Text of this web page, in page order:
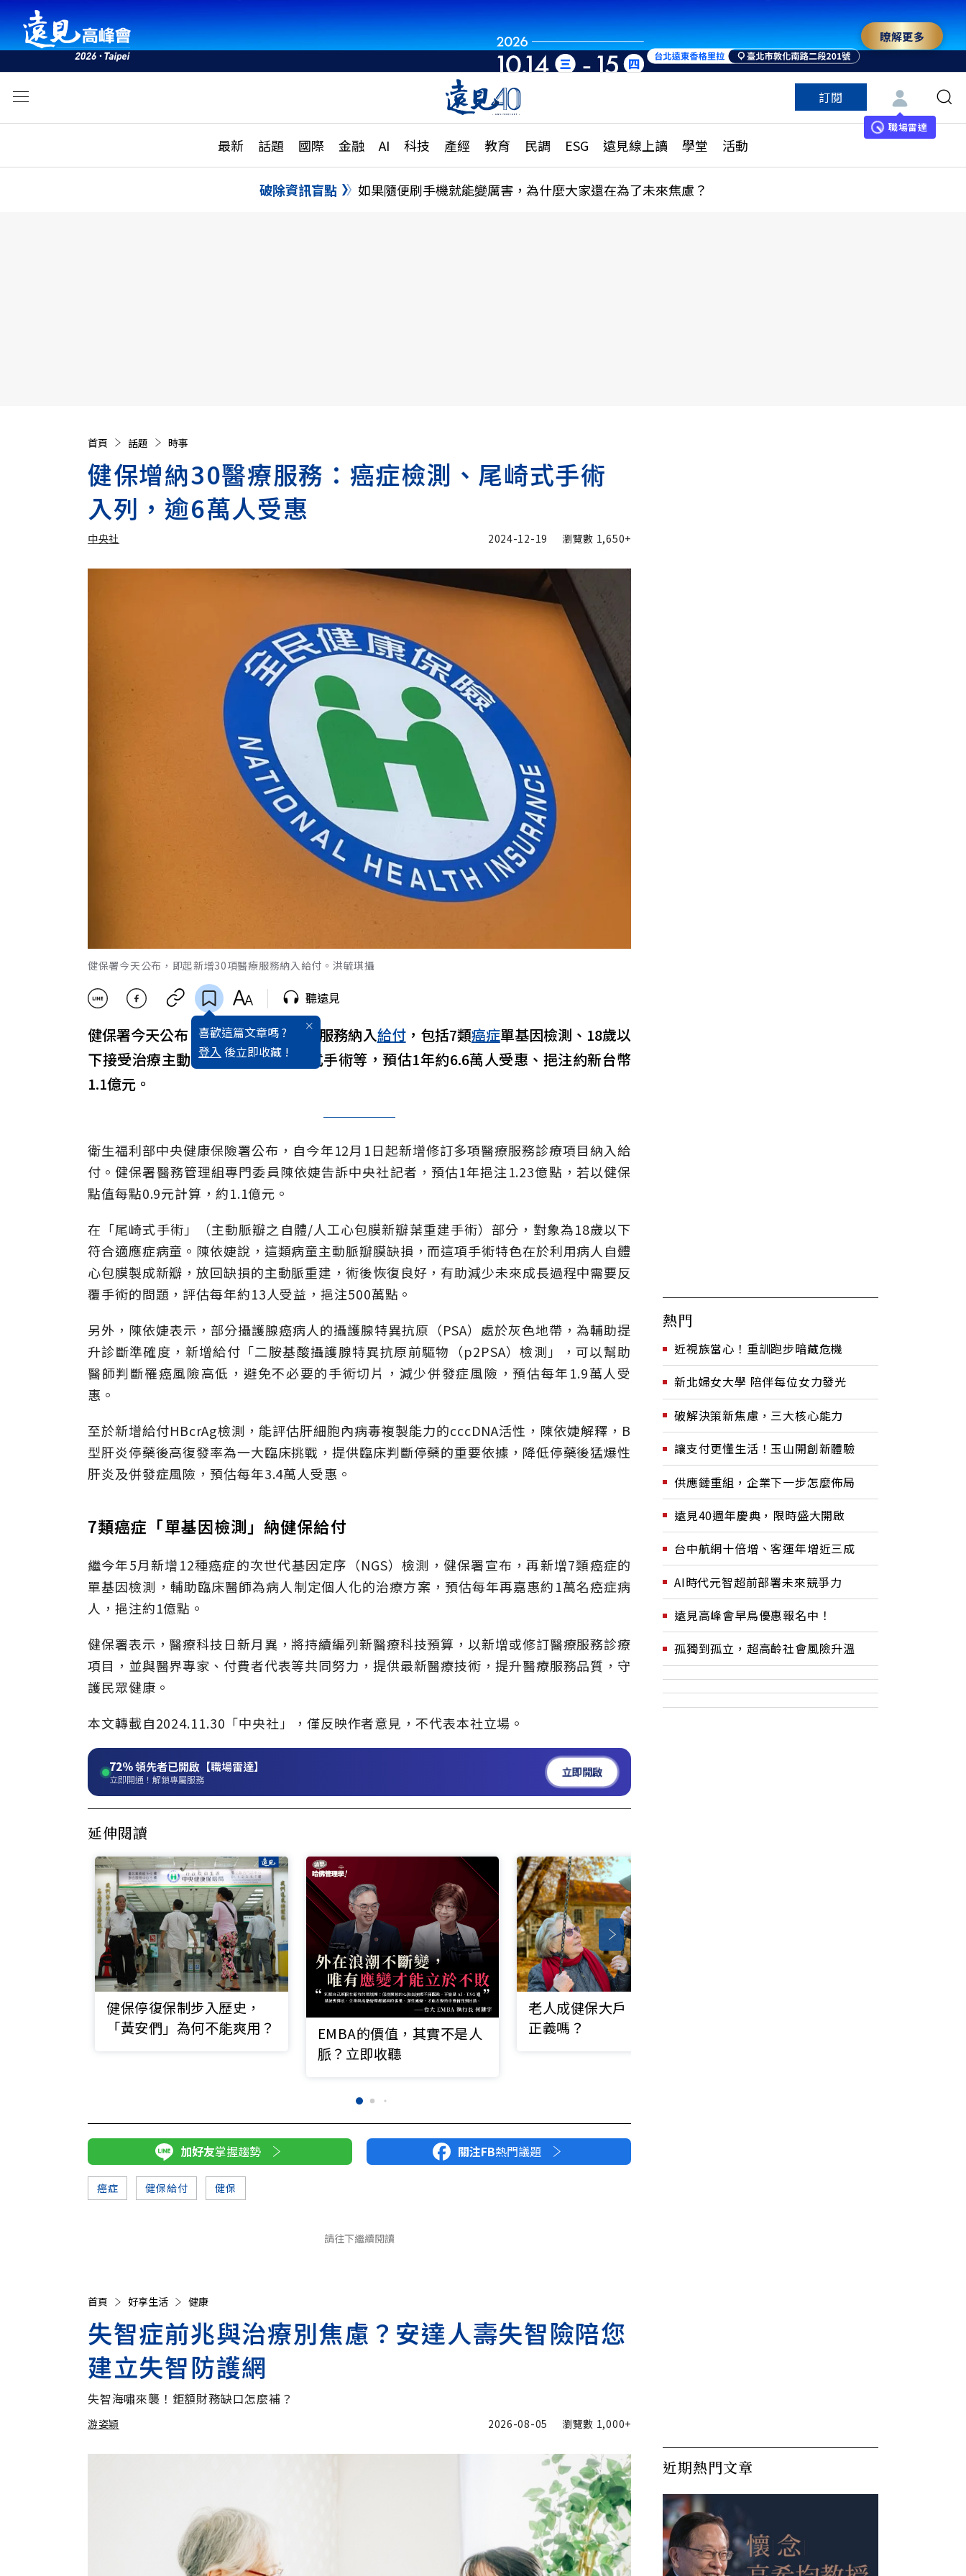
瞭解更多
訂閱
職場雷達
最新 話題 國際 金融 AI 科技 產經 教育 民調 ESG 遠見線上讀 學堂 活動
活動
話題
國際
特輯
大學升學、職涯攻略
縣市施政調查全解析
更多訂閱方案
特色頻道
破除資訊盲點 如果隨便刷手機就能變厲害，為什麼大家還在為了未來焦慮？
首頁 話題 時事
健保增納30醫療服務：癌症檢測、尾崎式手術
入列，逾6萬人受惠
中央社
加入追蹤
2024-12-19 瀏覽數 1,650+
健保署今天公布，即起新增30項醫療服務納入給付。洪毓琪攝
喜歡這篇文章嗎 ?
登入 後立即收藏 !
聽遠見
健保署今天公布，即起新增30項醫療服務納入給付，包括7類癌症單基因檢測、18歲以
下接受治療主動脈瓣膜疾病的尾崎式手術等，預估1年約6.6萬人受惠、挹注約新台幣
1.1億元。
衛生福利部中央健康保險署公布，自今年12月1日起新增修訂多項醫療服務診療項目納入給
付。健保署醫務管理組專門委員陳依婕告訴中央社記者，預估1年挹注1.23億點，若以健保
點值每點0.9元計算，約1.1億元。
在「尾崎式手術」（主動脈瓣之自體/人工心包膜新瓣葉重建手術）部分，對象為18歲以下
符合適應症病童。陳依婕說，這類病童主動脈瓣膜缺損，而這項手術特色在於利用病人自體
心包膜製成新瓣，放回缺損的主動脈重建，術後恢復良好，有助減少未來成長過程中需要反
覆手術的問題，評估每年約13人受益，挹注500萬點。
另外，陳依婕表示，部分攝護腺癌病人的攝護腺特異抗原（PSA）處於灰色地帶，為輔助提
升診斷準確度，新增給付「二胺基酸攝護腺特異抗原前驅物（p2PSA）檢測」，可以幫助
醫師判斷罹癌風險高低，避免不必要的手術切片，減少併發症風險，預估每年1.9萬人受
惠。
至於新增給付HBcrAg檢測，能評估肝細胞內病毒複製能力的cccDNA活性，陳依婕解釋，B
型肝炎停藥後高復發率為一大臨床挑戰，提供臨床判斷停藥的重要依據，降低停藥後猛爆性
肝炎及併發症風險，預估每年3.4萬人受惠。
7類癌症「單基因檢測」納健保給付
繼今年5月新增12種癌症的次世代基因定序（NGS）檢測，健保署宣布，再新增7類癌症的
單基因檢測，輔助臨床醫師為病人制定個人化的治療方案，預估每年再嘉惠約1萬名癌症病
人，挹注約1億點。
健保署表示，醫療科技日新月異，將持續編列新醫療科技預算，以新增或修訂醫療服務診療
項目，並與醫界專家、付費者代表等共同努力，提供最新醫療技術，提升醫療服務品質，守
護民眾健康。
本文轉載自2024.11.30「中央社」，僅反映作者意見，不代表本社立場。
72%領先者已開啟【職場雷達】
立即開通！解鎖專屬服務
立即開啟
延伸閱讀
健保停復保制步入歷史，
「黃安們」為何不能爽用？
EMBA的價值，其實不是人
脈？立即收聽
老人成健保大戶，符合公平
正義嗎？
加好友掌握趨勢 關注FB熱門議題
癌症 健保給付 健保
請往下繼續閱讀
首頁 好享生活 健康
失智症前兆與治療別焦慮？安達人壽失智險陪您
建立失智防護網
失智海嘯來襲！鉅額財務缺口怎麼補？
游姿穎 2026-08-05 瀏覽數 1,000+
熱門
近視族當心！重訓跑步暗藏危機
新北婦女大學 陪伴每位女力發光
破解決策新焦慮，三大核心能力
讓支付更懂生活！玉山開創新體驗
供應鏈重組，企業下一步怎麼佈局
遠見40週年慶典，限時盛大開啟
台中航網十倍增、客運年增近三成
AI時代元智超前部署未來競爭力
遠見高峰會早鳥優惠報名中！
孤獨到孤立，超高齡社會風險升溫
近期熱門文章